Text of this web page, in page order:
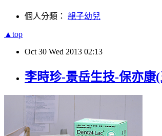
個人分類： 親子幼兒
▲top
Oct 30 Wed 2013 02:13
李時珍-景岳生技-保亦康